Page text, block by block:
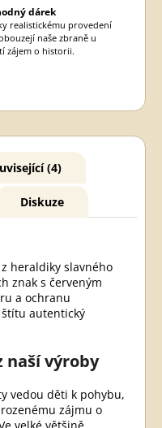
dárek
realistickému provedení
naše zbraně u
zájem o historii.
(4)
Diskuze
heraldiky slavného
znak s červeným
a ochranu
autentický
naší výroby
vedou děti k pohybu,
zájmu o